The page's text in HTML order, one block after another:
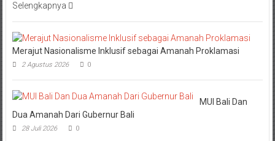
Selengkapnya
Merajut Nasionalisme Inklusif sebagai Amanah Proklamasi
2 Agustus 2026 0
MUI Bali Dan
Dua Amanah Dari Gubernur Bali
28 Juli 2026 0